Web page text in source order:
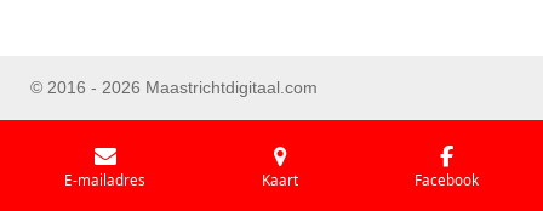
© 2016 - 2026 Maastrichtdigitaal.com
E-mailadres Kaart Facebook